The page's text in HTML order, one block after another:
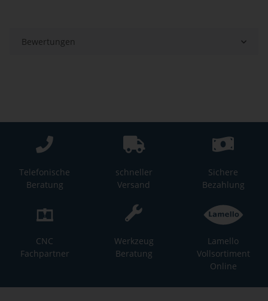
Bewertungen
Telefonische
Beratung
schneller
Versand
Sichere
Bezahlung
CNC
Fachpartner
Werkzeug
Beratung
Lamello
Vollsortiment
Online